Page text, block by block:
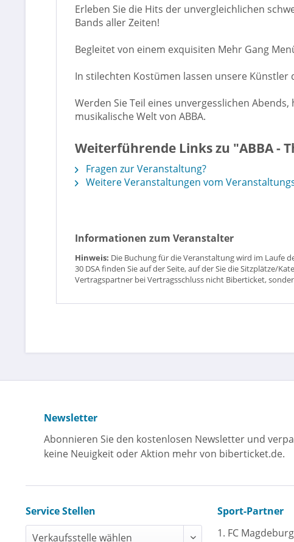
Erleben Sie die Hits der unvergleichlichen
Bands aller Zeiten!
Begleitet von einem exquisiten Mehr Gang
In stilechten Kostümen lassen unsere Künstler
Werden Sie Teil eines unvergesslichen
musikalische Welt von ABBA.
Weiterführende Links zu "ABBA -
Fragen zur Veranstaltung?
Weitere Veranstaltungen vom
Informationen zum Veranstalter
Hinweis: Die Buchung für die Veranstaltung wird im Laufe
30 DSA finden Sie auf der Seite, auf der Sie die Sitzplätze/
Vertragspartner bei Vertragsschluss nicht Biberticket,
Newsletter
Abonnieren Sie den kostenlosen Newsletter und
keine Neuigkeit oder Aktion mehr von biberticket.de.
Service Stellen
Sport-Partner
1. FC Magdeburg